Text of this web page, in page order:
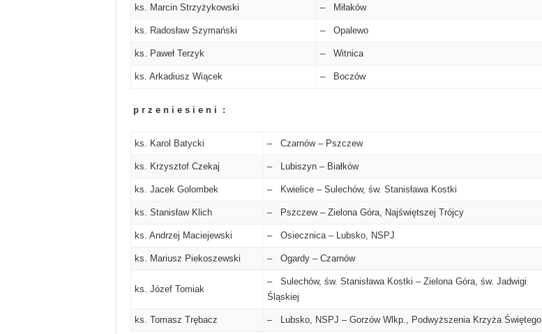
ks. Marcin Strzyżykowski – Miłaków
ks. Radosław Szymański – Opalewo
ks. Paweł Terzyk – Witnica
ks. Arkadiusz Wiącek – Boczów
p r z e n i e s i e n i :
ks. Karol Batycki – Czarnów – Pszczew
ks. Krzysztof Czekaj – Lubiszyn – Białków
ks. Jacek Golombek – Kwielice – Sulechów, św. Stanisława Kostki
ks. Stanisław Klich – Pszczew – Zielona Góra, Najświętszej Trójcy
ks. Andrzej Maciejewski – Osiecznica – Lubsko, NSPJ
ks. Mariusz Piekoszewski – Ogardy – Czarnów
ks. Józef Tomiak
– Sulechów, św. Stanisława Kostki – Zielona Góra, św. Jadwigi
Śląskiej
ks. Tomasz Trębacz – Lubsko, NSPJ – Gorzów Wlkp., Podwyższenia Krzyża Świętego